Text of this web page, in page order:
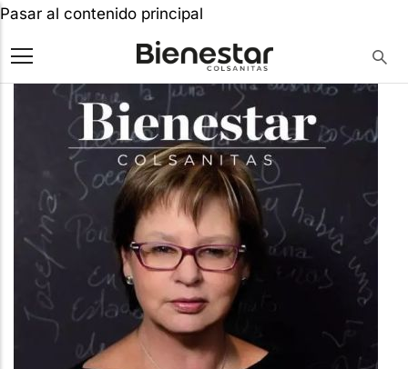
Pasar al contenido principal